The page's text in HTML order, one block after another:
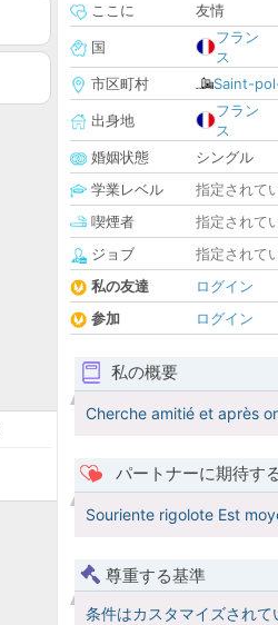
ここに
友情
国
フラン
ス
市区町村
Saint-
出身地
フラン
ス
婚姻状態
シングル
学業レベル
指定されて
喫煙者
指定されて
ジョブ
指定されて
私の友達
ログイン
参加
ログイン
私の概要
Cherche amitié et après
パートナーに期待す
Souriente rigolote Est
尊重する基準
条件はカスタマイズされて